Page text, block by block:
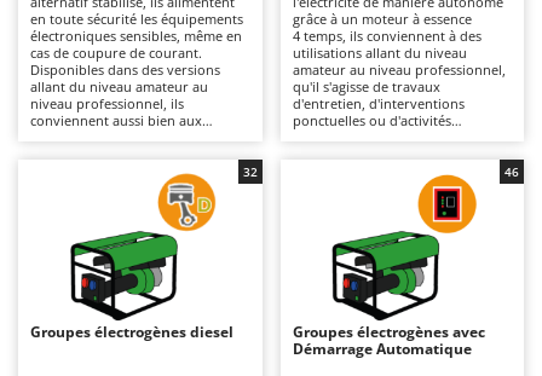
Autolaveuses
Autres produits
B
Balayeuses
Bancs de scie pour le bois - Scies à bûches
Bennes pour tracteur
Brosses pour sols extérieurs
Brouettes à moteur
Broyeurs à axe horizontal pour tracteur
Ambrogio Robot
Annovi Reverberi
ANTHBOT
Archman
Argo
Ariete
Artus
Attila
en toute sécurité les équipements
électroniques sensibles, même en
cas de coupure de courant.
Disponibles dans des versions
allant du niveau amateur au
niveau professionnel, ils
conviennent aussi bien aux
d'entretien, grâce à des modèles
compacts et faciles à transporter.
Par rapport aux groupes
électrogènes classiques, ils limitent
les variations de tension,
améliorent la protection des
appareils raccordés et se
distinguent généralement par un
fonctionnement plus silencieux. Ils
constituent une solution idéale
pour ceux qui recherchent une
grâce à un moteur à essence
4 temps, ils conviennent à des
utilisations allant du niveau
amateur au niveau professionnel,
qu'il s'agisse de travaux
d'entretien, d'interventions
ponctuelles ou d'activités
triphasées selon les besoins, ils
offrent une solution pratique et
polyvalente. Plus compacts et plus
faciles à transporter que les
groupes électrogènes au diesel, ils
sont particulièrement adaptés
lorsque la mobilité et la rapidité
de mise en service sont
essentielles. Ils constituent un
choix polyvalent pour disposer
d'une source d'énergie simple
d'utilisation. Ils doivent être
Groupes électrogènes diesel
32
Groupes électrogènes avec
Démarrage Automatique
46